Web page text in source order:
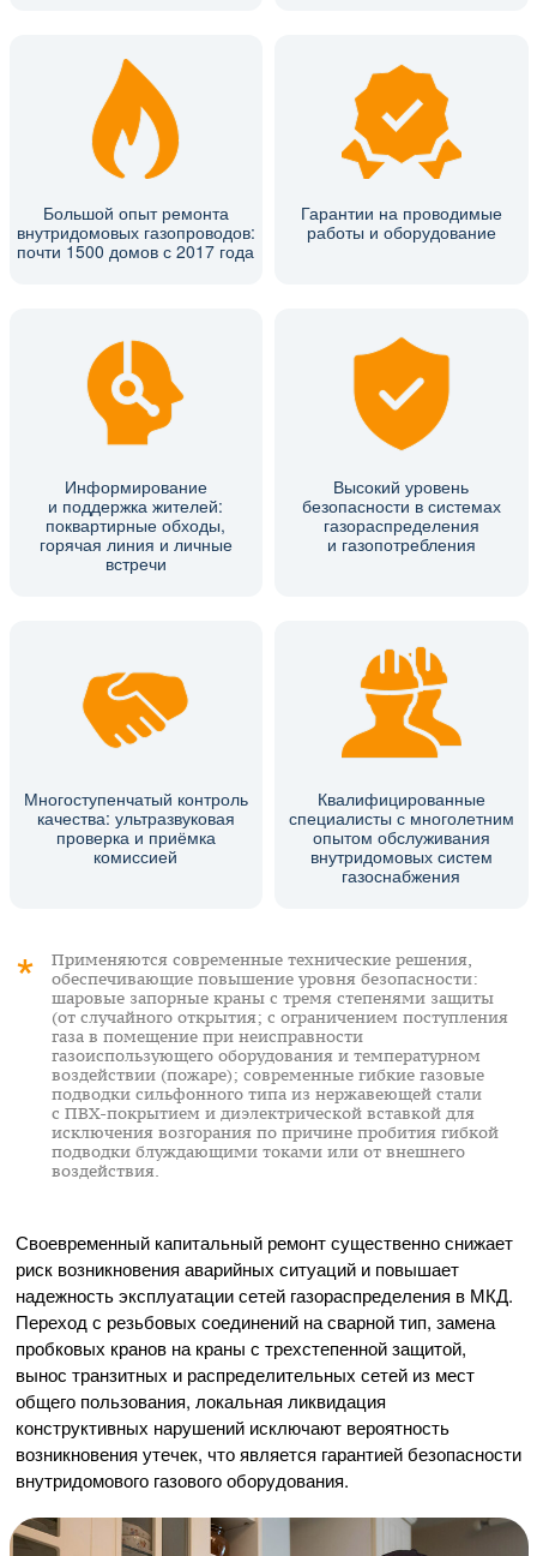
Большой опыт ремонта
внутридомовых газопроводов:
почти 1500 домов с 2017 года
Гарантии на проводимые
работы и оборудование
Информирование
и поддержка жителей:
поквартирные обходы,
горячая линия и личные
встречи
Высокий уровень
безопасности в системах
газораспределения
и газопотребления
Многоступенчатый контроль
качества: ультразвуковая
проверка и приёмка
комиссией
Квалифицированные
специалисты с многолетним
опытом обслуживания
внутридомовых систем
газоснабжения
Применяются современные технические решения,
обеспечивающие повышение уровня безопасности:
шаровые запорные краны с тремя степенями защиты
(от случайного открытия; с ограничением поступления
газа в помещение при неисправности
газоиспользующего оборудования и температурном
воздействии (пожаре); современные гибкие газовые
подводки сильфонного типа из нержавеющей стали
с ПВХ-покрытием и диэлектрической вставкой для
исключения возгорания по причине пробития гибкой
подводки блуждающими токами или от внешнего
воздействия.
Своевременный капитальный ремонт существенно снижает
риск возникновения аварийных ситуаций и повышает
надежность эксплуатации сетей газораспределения в МКД.
Переход с резьбовых соединений на сварной тип, замена
пробковых кранов на краны с трехстепенной защитой,
вынос транзитных и распределительных сетей из мест
общего пользования, локальная ликвидация
конструктивных нарушений исключают вероятность
возникновения утечек, что является гарантией безопасности
внутридомового газового оборудования.